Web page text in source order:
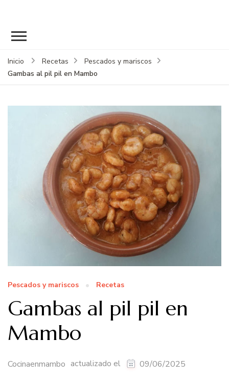
Inicio Recetas
Pescados y mariscos
Gambas al pil pil en Mambo
Pescados y mariscos Recetas
Gambas al pil pil en
Mambo
Cocinaenmambo actualizado el 09/06/2025